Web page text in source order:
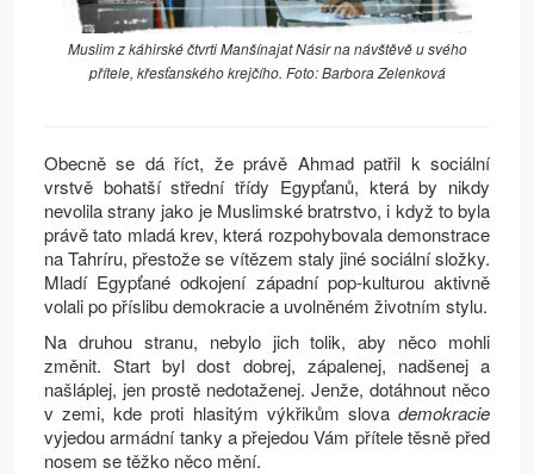
Muslim z káhirské čtvrti Manšínajat Násir na návštěvě u svého
přítele, křesťanského krejčího. Foto: Barbora Zelenková
Obecně se dá říct, že právě Ahmad patřil k sociální
vrstvě bohatší střední třídy Egypťanů, která by nikdy
nevolila strany jako je Muslimské bratrstvo, i když to byla
právě tato mladá krev, která rozpohybovala demonstrace
na Tahríru, přestože se vítězem staly jiné sociální složky.
Mladí Egypťané odkojení západní pop-kulturou aktivně
volali po příslibu demokracie a uvolněném životním stylu.
Na druhou stranu, nebylo jich tolik, aby něco mohli
změnit. Start byl dost dobrej, zápalenej, nadšenej a
našláplej, jen prostě nedotaženej. Jenže, dotáhnout něco
v zemi, kde proti hlasitým výkřikům slova demokracie
vyjedou armádní tanky a přejedou Vám přítele těsně před
nosem se těžko něco mění.